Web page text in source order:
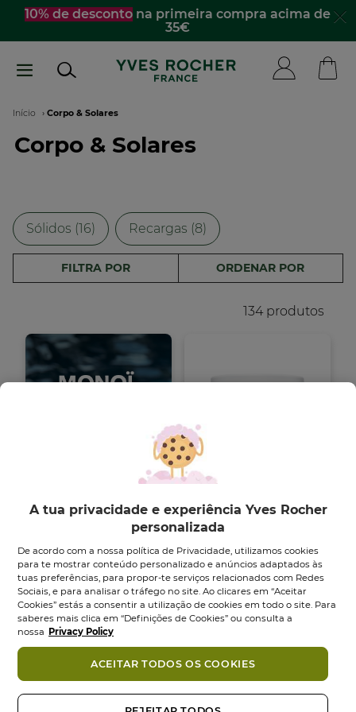
Passar
conteúdo
acima de ☀️Descobre os essenciais de
acompanhar para todo
Navegação
estrutural
Início Corpo & Solares
Corpo & Solares
Sólidos (16) Recargas (8)
FILTRA POR ORDENAR POR
134 produtos
Reparadora para o
Corpo
Boião 250 ml
4.6 (984)
4.6
em
5
estrelas.
análises
24,95 €
Adicionar
-33%
A tua privacidade e experiência Yves Rocher
personalizada
De acordo com a nossa política de Privacidade, utilizamos cookies
para te mostrar conteúdo personalizado e anúncios adaptados às
tuas preferências, para propor-te serviços relacionados com Redes
Sociais, e para analisar o tráfego no site. Ao clicares em “Aceitar
Cookies” estás a consentir a utilização de cookies em todo o site. Para
saberes mais clica em “Definições de Cookies” ou consulta a
nossa Privacy Policy
ACEITAR TODOS OS COOKIES